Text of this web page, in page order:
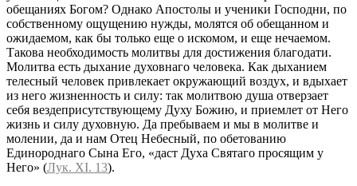
обещаниях Богом? Однако Апостолы и ученики Господни, по
собственному ощущению нужды, молятся об обещанном и
ожидаемом, как бы только еще о искомом, и еще нечаемом.
Такова необходимость молитвы для достижения благодати.
Молитва есть дыхание духовнаго человека. Как дыханием
телесный человек привлекает окружающий воздух, и вдыхает
из него жизненность и силу: так молитвою душа отверзает
себя вездеприсутствующему Духу Божию, и приемлет от Него
жизнь и силу духовную. Да пребываем и мы в молитве и
молении, да и нам Отец Небесный, по обетованию
Единороднаго Сына Его, «даст Духа Святаго просящим у
Него» (Лук. XI. 13).